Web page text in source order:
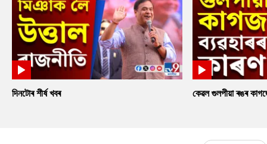
দিনটোৰ শীৰ্ষ খবৰ কেৱল গুলপীয়া ৰঙৰ